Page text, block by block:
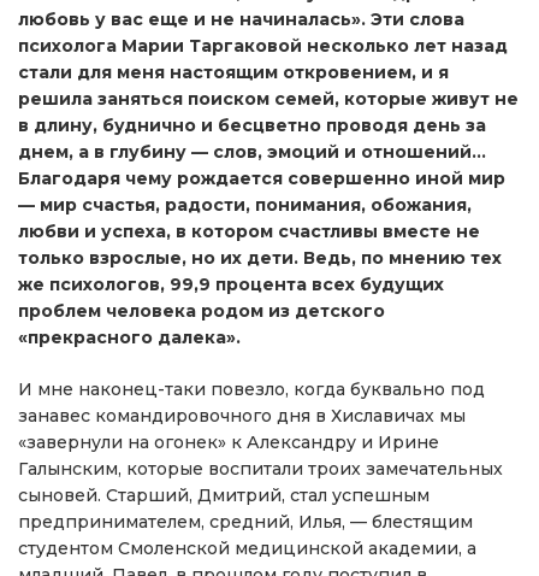
любовь у вас еще и не начиналась». Эти слова
психолога Марии Таргаковой несколько лет назад
стали для меня настоящим откровением, и я
решила заняться поиском семей, которые живут не
в длину, буднично и бесцветно проводя день за
днем, а в глубину — слов, эмоций и отношений…
Благодаря чему рождается совершенно иной мир
— мир счастья, радости, понимания, обожания,
любви и успеха, в котором счастливы вместе не
только взрослые, но их дети. Ведь, по мнению тех
же психологов, 99,9 процента всех будущих
проблем человека родом из детского
«прекрасного далека».
И мне наконец-таки повезло, когда буквально под
занавес командировочного дня в Хиславичах мы
«завернули на огонек» к Александру и Ирине
Галынским, которые воспитали троих замечательных
сыновей. Старший, Дмитрий, стал успешным
предпринимателем, средний, Илья, — блестящим
студентом Смоленской медицинской академии, а